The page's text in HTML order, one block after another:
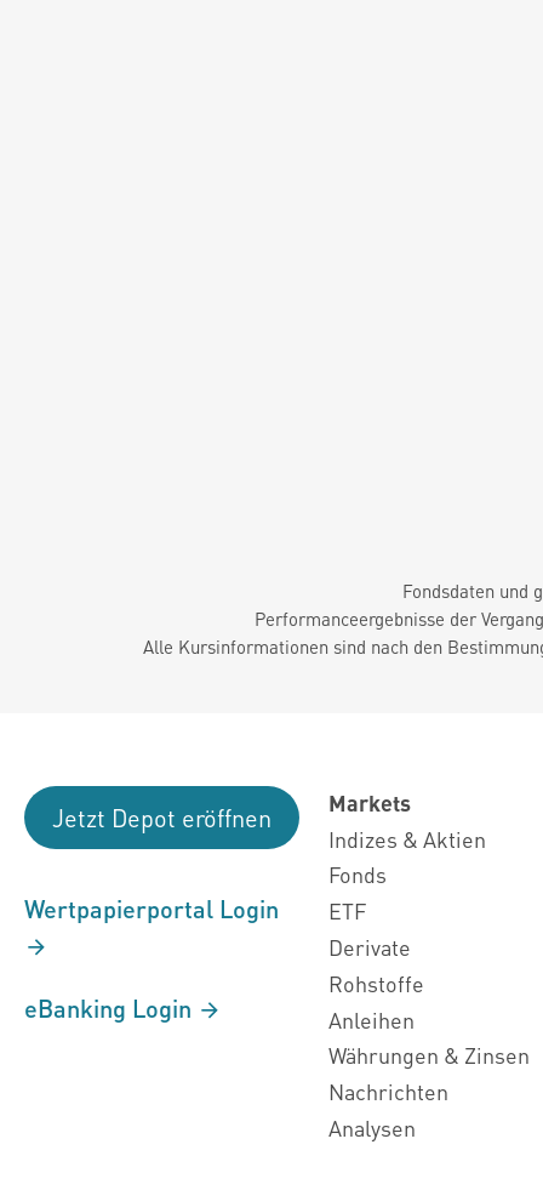
Fondsdaten und
Performanceergebnisse der
Alle Kursinformationen sind nach den
Jetzt Depot eröffnen
Wertpapierportal Login
eBanking Login
Markets
Indizes & Aktien
Fonds
ETF
Derivate
Rohstoffe
Anleihen
Währungen & Zinsen
Nachrichten
Analysen